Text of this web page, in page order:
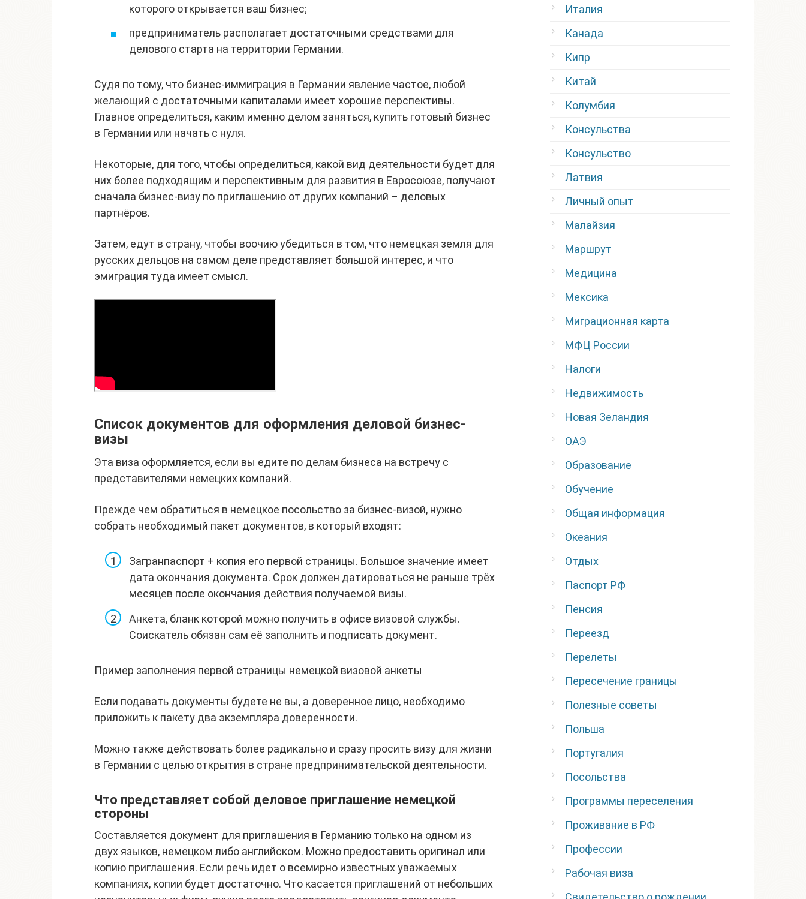
которого открывается ваш бизнес;
предприниматель располагает достаточными средствами для
делового старта на территории Германии.
Судя по тому, что бизнес-иммиграция в Германии явление частое, любой
желающий с достаточными капиталами имеет хорошие перспективы.
Главное определиться, каким именно делом заняться, купить готовый бизнес
в Германии или начать с нуля.
Некоторые, для того, чтобы определиться, какой вид деятельности будет для
них более подходящим и перспективным для развития в Евросоюзе, получают
сначала бизнес-визу по приглашению от других компаний – деловых
партнёров.
Затем, едут в страну, чтобы воочию убедиться в том, что немецкая земля для
русских дельцов на самом деле представляет большой интерес, и что
эмиграция туда имеет смысл.
Список документов для оформления деловой бизнес-
визы
Эта виза оформляется, если вы едите по делам бизнеса на встречу с
представителями немецких компаний.
Прежде чем обратиться в немецкое посольство за бизнес-визой, нужно
собрать необходимый пакет документов, в который входят:
Загранпаспорт + копия его первой страницы. Большое значение имеет
дата окончания документа. Срок должен датироваться не раньше трёх
месяцев после окончания действия получаемой визы.
Анкета, бланк которой можно получить в офисе визовой службы.
Соискатель обязан сам её заполнить и подписать документ.
Пример заполнения первой страницы немецкой визовой анкеты
Если подавать документы будете не вы, а доверенное лицо, необходимо
приложить к пакету два экземпляра доверенности.
Можно также действовать более радикально и сразу просить визу для жизни
в Германии с целью открытия в стране предпринимательской деятельности.
Что представляет собой деловое приглашение немецкой
стороны
Составляется документ для приглашения в Германию только на одном из
двух языков, немецком либо английском. Можно предоставить оригинал или
копию приглашения. Если речь идет о всемирно известных уважаемых
компаниях, копии будет достаточно. Что касается приглашений от небольших
Италия
Канада
Кипр
Китай
Колумбия
Консульства
Консульство
Латвия
Личный опыт
Малайзия
Маршрут
Медицина
Мексика
Миграционная карта
МФЦ России
Налоги
Недвижимость
Новая Зеландия
ОАЭ
Образование
Обучение
Общая информация
Океания
Отдых
Паспорт РФ
Пенсия
Переезд
Перелеты
Пересечение границы
Полезные советы
Польша
Португалия
Посольства
Программы переселения
Проживание в РФ
Профессии
Рабочая виза